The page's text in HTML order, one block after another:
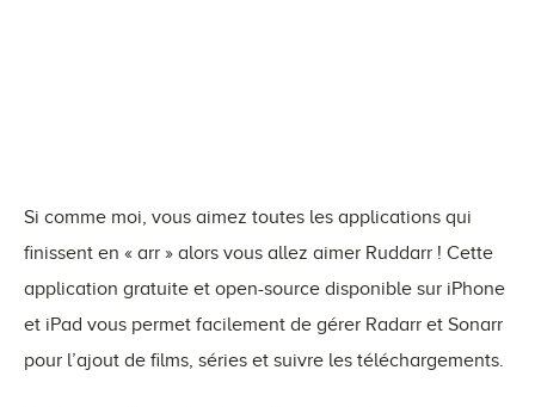
Si comme moi, vous aimez toutes les applications qui
finissent en « arr » alors vous allez aimer Ruddarr ! Cette
application gratuite et open-source disponible sur iPhone
et iPad vous permet facilement de gérer Radarr et Sonarr
pour l’ajout de films, séries et suivre les téléchargements.